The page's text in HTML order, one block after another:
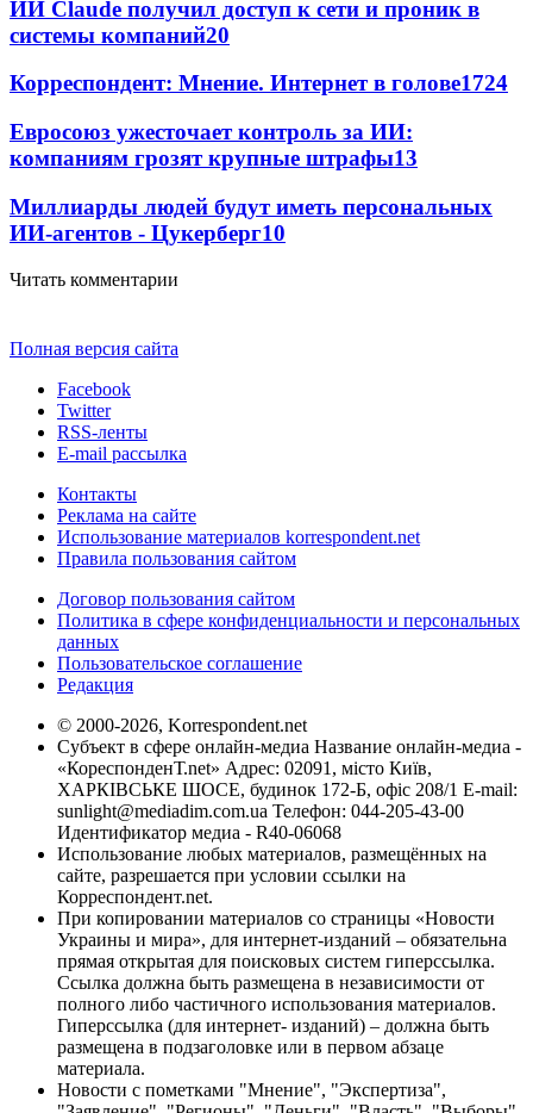
ИИ Claude получил доступ к сети и проник в
системы компаний20
Корреспондент: Мнение. Интернет в голове1724
Евросоюз ужесточает контроль за ИИ:
компаниям грозят крупные штрафы13
Миллиарды людей будут иметь персональных
ИИ-агентов - Цукерберг10
Читать комментарии
Полная версия сайта
Facebook
Twitter
RSS-ленты
E-mail рассылка
Контакты
Реклама на сайте
Использование материалов korrespondent.net
Правила пользования сайтом
Договор пользования сайтом
Политика в сфере конфиденциальности и персональных
данных
Пользовательское соглашение
Редакция
© 2000-2026, Korrespondent.net
Субъект в сфере онлайн-медиа Название онлайн-медиа -
«КореспонденТ.net» Адрес: 02091, місто Київ,
ХАРКІВСЬКЕ ШОСЕ, будинок 172-Б, офіс 208/1 E-mail:
sunlight@mediadim.com.ua Телефон: 044-205-43-00
Идентификатор медиа - R40-06068
Использование любых материалов, размещённых на
сайте, разрешается при условии ссылки на
Корреспондент.net.
При копировании материалов со страницы «Новости
Украины и мира», для интернет-изданий – обязательна
прямая открытая для поисковых систем гиперссылка.
Ссылка должна быть размещена в независимости от
полного либо частичного использования материалов.
Гиперссылка (для интернет- изданий) – должна быть
размещена в подзаголовке или в первом абзаце
материала.
Новости с пометками "Мнение", "Экспертиза",